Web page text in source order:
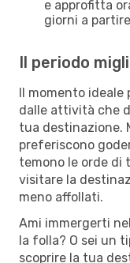
e approfitta
giorni a
Il periodo
Il momento ideale
dalle attività che
tua destinazione.
preferiscono
temono le orde di
visitare la
meno affollati.
Ami immergerti
la folla? O sei un
scoprire la tua